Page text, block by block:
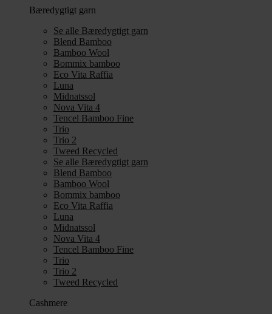
Bæredygtigt garn
Se alle Bæredygtigt garn
Blend Bamboo
Bamboo Wool
Bommix bamboo
Eco Vita Raffia
Luna
Midnatssol
Nova Vita 4
Tencel Bamboo Fine
Trio
Trio 2
Tweed Recycled
Se alle Bæredygtigt garn
Blend Bamboo
Bamboo Wool
Bommix bamboo
Eco Vita Raffia
Luna
Midnatssol
Nova Vita 4
Tencel Bamboo Fine
Trio
Trio 2
Tweed Recycled
Cashmere